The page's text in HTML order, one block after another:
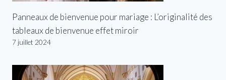
Panneaux de bienvenue pour mariage : L’originalité des
tableaux de bienvenue effet miroir
7 juillet 2024